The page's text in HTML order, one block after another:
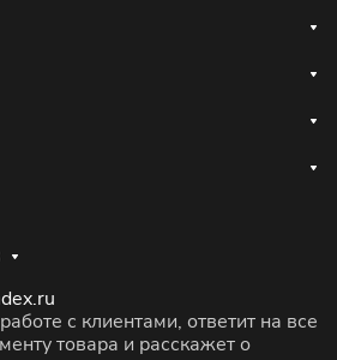
с клиентами, ответит на все
товара и расскажет о